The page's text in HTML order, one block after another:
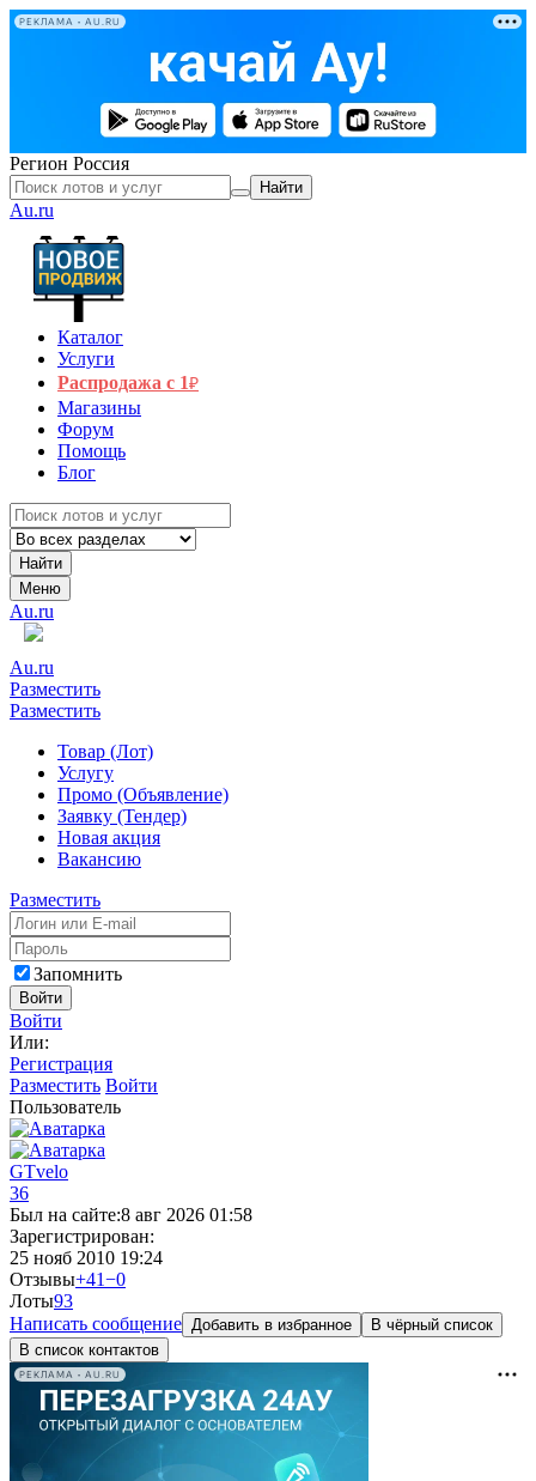
РЕКЛАМА • AU.RU
Регион Россия
Найти
Au.ru
Каталог
Услуги
Распродажа с 1₽
Магазины
Форум
Помощь
Блог
Найти
Меню
Au.ru
Au.ru
Разместить
Разместить
Товар (Лот)
Услугу
Промо (Объявление)
Заявку (Тендер)
Новая акция
Вакансию
Разместить
Запомнить
Войти
Войти
Или:
Регистрация
Разместить Войти
Пользователь
GTvelo
36
Был на сайте:8 авг 2026 01:58
Зарегистрирован:
25 нояб 2010 19:24
Отзывы+41−0
Лоты93
Написать сообщение Добавить в избранное
В чёрный список
В список контактов
РЕКЛАМА • AU.RU